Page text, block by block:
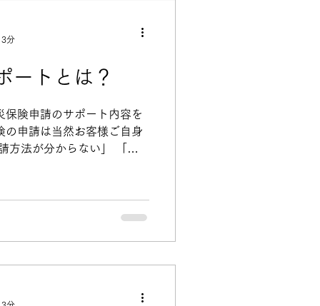
ートとは？
険申請のサポート内容を
の申請は当然お客様ご自身
方法が分からない」 「保
3分